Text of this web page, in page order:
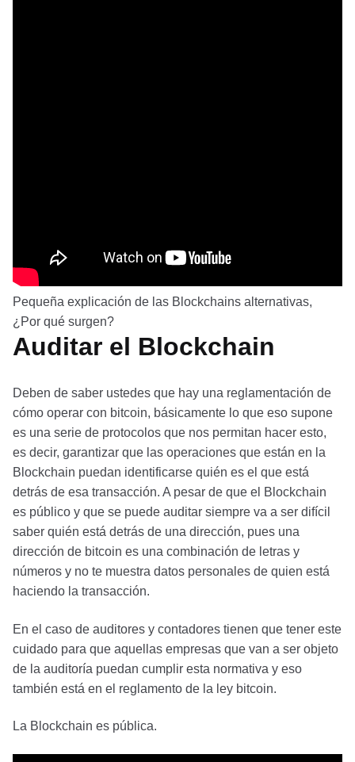
Pequeña explicación de las Blockchains alternativas,
¿Por qué surgen?
Auditar el Blockchain
Deben de saber ustedes que hay una reglamentación de
cómo operar con bitcoin, básicamente lo que eso supone
es una serie de protocolos que nos permitan hacer esto,
es decir, garantizar que las operaciones que están en la
Blockchain puedan identificarse quién es el que está
detrás de esa transacción. A pesar de que el Blockchain
es público y que se puede auditar siempre va a ser difícil
saber quién está detrás de una dirección, pues una
dirección de bitcoin es una combinación de letras y
números y no te muestra datos personales de quien está
haciendo la transacción.
En el caso de auditores y contadores tienen que tener este
cuidado para que aquellas empresas que van a ser objeto
de la auditoría puedan cumplir esta normativa y eso
también está en el reglamento de la ley bitcoin.
La Blockchain es pública.